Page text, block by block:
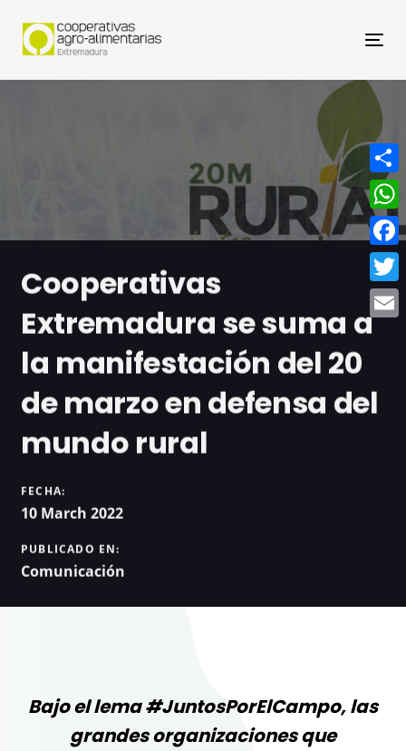
Cooperativas
Extremadura se suma a
la manifestación del 20
de marzo en defensa del
mundo rural
FECHA:
10 March 2022
PUBLICADO EN:
Comunicación
Bajo el lema #JuntosPorElCampo, las
grandes organizaciones que
Email